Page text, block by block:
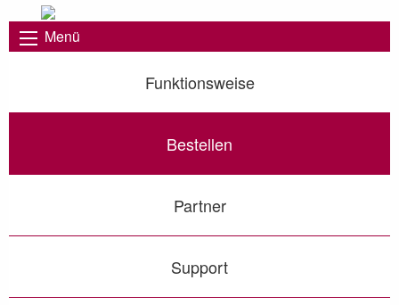
Menü
Funktionsweise
Bestellen
Partner
Support